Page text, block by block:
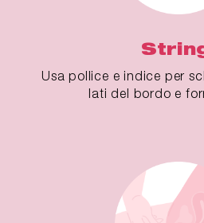
Usa pollice e indice per
lati del bordo e